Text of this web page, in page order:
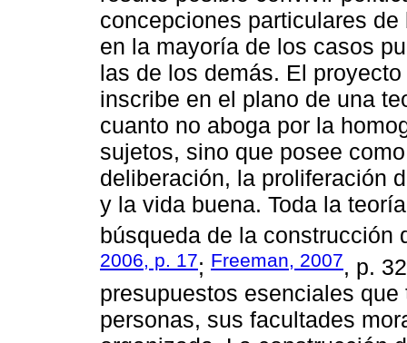
concepciones particulares
en la mayoría de los casos
las de los demás. El
inscribe en el plano de una
cuanto no aboga por la
sujetos, sino que posee
deliberación, la proliferación
y la vida buena. Toda la
búsqueda de la construcción
2006, p. 17; Freeman, 2007, p.
presupuestos esenciales
personas, sus facultades